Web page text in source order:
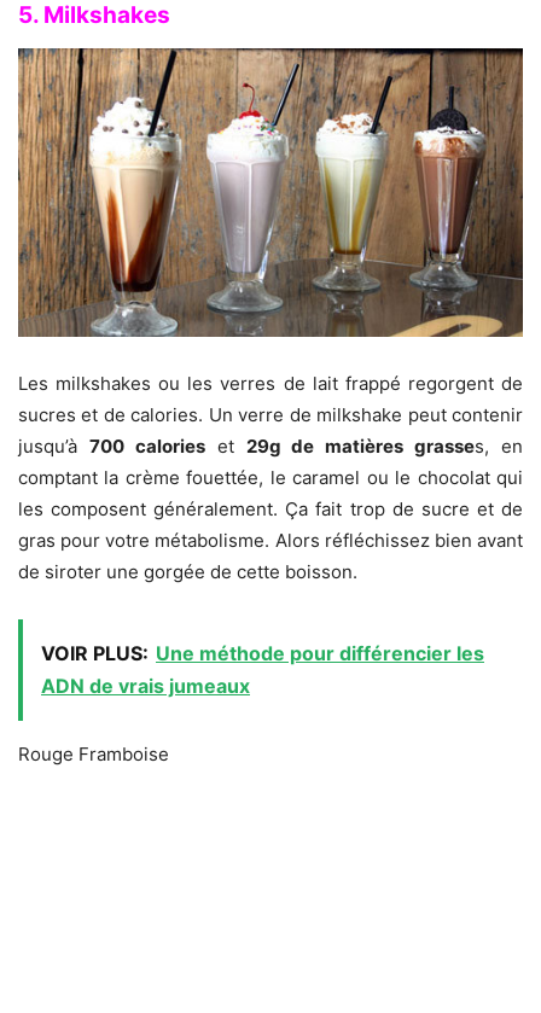
5. Milkshakes
Les milkshakes ou les verres de lait frappé regorgent de
sucres et de calories. Un verre de milkshake peut contenir
jusqu’à 700 calorieset 29g de matières grasses, en
comptant la crème fouettée, le caramel ou le chocolat qui
les composent généralement. Ça fait trop de sucre et de
gras pour votre métabolisme. Alors réfléchissez bien avant
de siroter une gorgée de cette boisson.
VOIR PLUS: Une méthode pour différencier les
ADN de vrais jumeaux
Rouge Framboise